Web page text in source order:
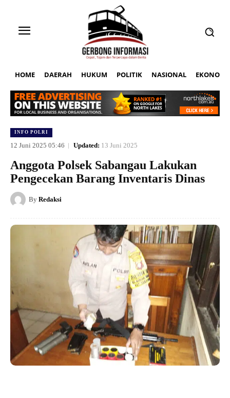
HOME DAERAH HUKUM POLITIK NASIONAL EKONOMI
INFO POLRI
12 Juni 2025 05:46 Updated: 13 Juni 2025
Anggota Polsek Sabangau Lakukan
Pengecekan Barang Inventaris Dinas
By Redaksi